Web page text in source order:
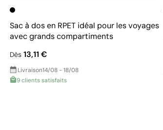
Sac à dos en RPET idéal pour les voyages
avec grands compartiments
Dès 13,11 €
Livraison14/08 - 18/08
9 clients satisfaits